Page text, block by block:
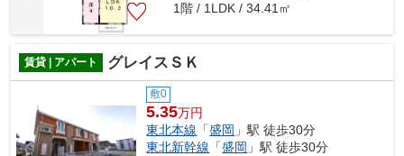
1階 / 1LDK / 34.41㎡
賃貸 | アパート グレイスＳＫ
敷0
5.35万円
東北本線 「盛岡 」駅 徒歩30分
東北新幹線 「盛岡 」駅 徒歩30分